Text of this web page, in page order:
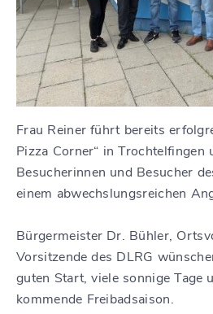
Frau Reiner führt bereits
Pizza Corner“ in
Besucherinnen und Besucher
einem abwechslungsreichen
Bürgermeister Dr. Bühler,
Vorsitzende des DLRG
guten Start, viele sonnige Tage
kommende Freibadsaison.